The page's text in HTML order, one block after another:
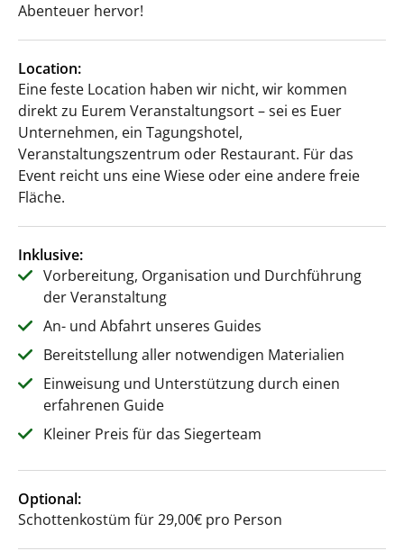
Abenteuer hervor!
Location:
Eine feste Location haben wir nicht, wir kommen
direkt zu Eurem Veranstaltungsort – sei es Euer
Unternehmen, ein Tagungshotel,
Veranstaltungszentrum oder Restaurant. Für das
Event reicht uns eine Wiese oder eine andere freie
Fläche.
Inklusive:
Vorbereitung, Organisation und Durchführung
der Veranstaltung
An- und Abfahrt unseres Guides
Bereitstellung aller notwendigen Materialien
Einweisung und Unterstützung durch einen
erfahrenen Guide
Kleiner Preis für das Siegerteam
Optional:
Schottenkostüm für 29,00€ pro Person